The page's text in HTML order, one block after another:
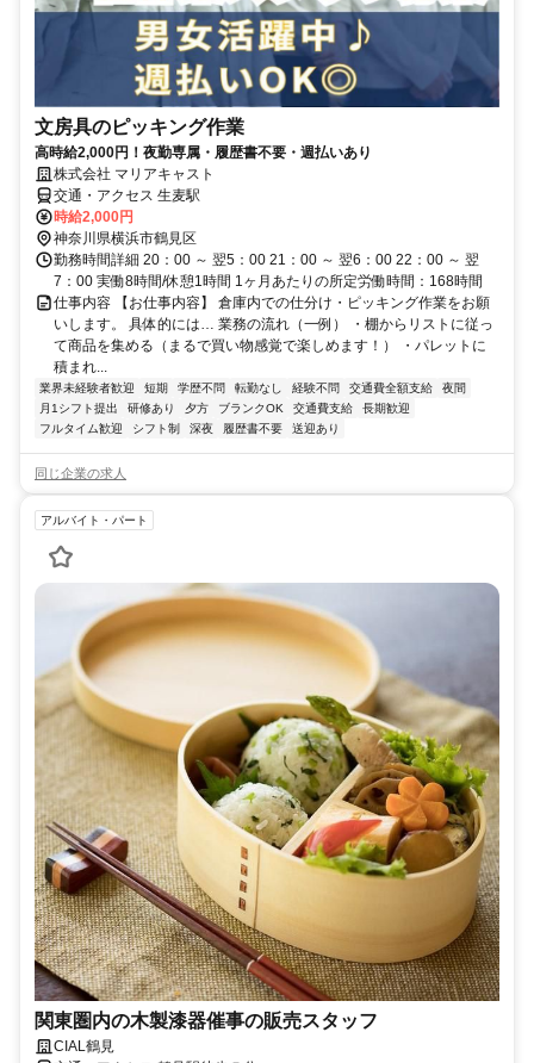
文房具のピッキング作業
高時給2,000円！夜勤専属・履歴書不要・週払いあり
株式会社 マリアキャスト
交通・アクセス 生麦駅
時給2,000円
神奈川県横浜市鶴見区
勤務時間詳細 20：00 ～ 翌5：00 21：00 ～ 翌6：00 22：00 ～ 翌
7：00 実働8時間/休憩1時間 1ヶ月あたりの所定労働時間：168時間
仕事内容 【お仕事内容】 倉庫内での仕分け・ピッキング作業をお願
いします。 具体的には… 業務の流れ（一例） ・棚からリストに従っ
て商品を集める（まるで買い物感覚で楽しめます！） ・パレットに
積まれ...
業界未経験者歓迎 短期 学歴不問 転勤なし 経験不問 交通費全額支給
夜間
月1シフト提出
研修あり 夕方 ブランクOK 交通費支給
長期歓迎
フルタイム歓迎
シフト制 深夜 履歴書不要 送迎あり
同じ企業の求人
アルバイト・パート
関東圏内の木製漆器催事の販売スタッフ
CIAL鶴見